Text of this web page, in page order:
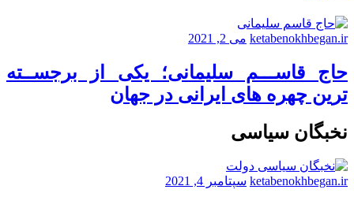
ketabenokhbegan.ir می 2, 2021
حاج قاســـم سلیمانی؛ یکی از برجســته
ترین چهره های ایرانی در جهان
نخبگان سیاسی
ketabenokhbegan.ir سپتامبر 4, 2021